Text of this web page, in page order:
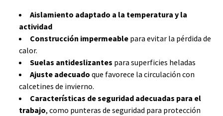
Aislamiento adaptado a la temperatura y la
actividad
Construcción impermeable para evitar la pérdida de
calor.
Suelas antideslizantes para superficies heladas
Ajuste adecuado que favorece la circulación con
calcetines de invierno.
Características de seguridad adecuadas para el
trabajo, como punteras de seguridad para protección